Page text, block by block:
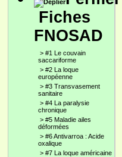
Fiches
FNOSAD
> #1 Le couvain
saccariforme
> #2 La loque
européenne
> #3 Transvasement
sanitaire
> #4 La paralysie
chronique
> #5 Maladie ailes
déformées
> #6 Antivarroa : Acide
oxalique
> #7 La loque américaine